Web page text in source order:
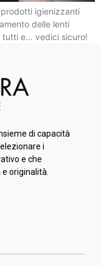
igienizzanti
delle lenti
tutti e… vedici sicuro!
di capacità
i
e che
originalità.